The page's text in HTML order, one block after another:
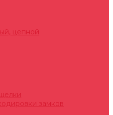
цепной
замков